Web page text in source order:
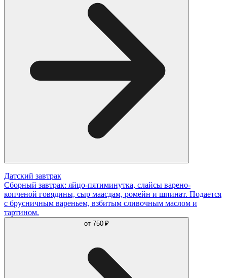
Датский завтрак
Сборный завтрак: яйцо-пятиминутка, слайсы варено-
копченой говядины, сыр маасдам, ромейн и шпинат. Подается
с брусничным вареньем, взбитым сливочным маслом и
тартином.
от 750 ₽